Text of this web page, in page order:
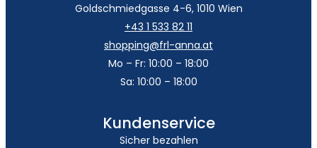
Goldschmiedgasse 4-6, 1010 Wien
+43 1 533 82 11
shopping@frl-anna.at
Mo – Fr: 10:00 – 18:00
Sa: 10:00 – 18:00
Kundenservice
Sicher bezahlen